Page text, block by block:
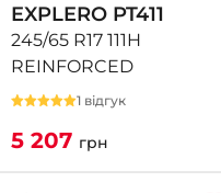
EXPLERO PT411
245/65 R17 111H
REINFORCED
1 відгук
5 207 грн